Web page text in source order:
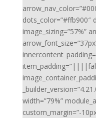
dots_color=”#ffb900″
image_sizing=”57%”
width=”79%”
custom_margin=”-